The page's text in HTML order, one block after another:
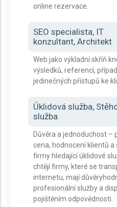
online rezervace.
SEO specialista, IT
konzultant, Architekt
Web jako výkladní skříň
výsledků, referencí,
jedinečných přístupů ke
Úklidová služba,
služba
Důvěra a jednoduchost –
cena, hodnocení klientů a
firmy hledající úklidové
chtějí firmy, které se
internetu, mají
profesionální služby a
pojištěním odpovědnosti.